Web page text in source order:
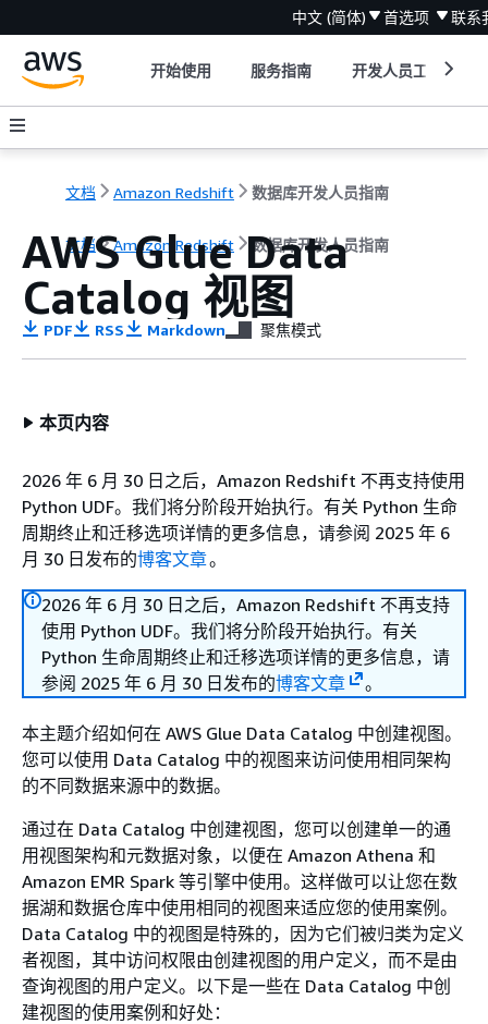
中文 (简体) 首选项 联系
开始使用 服务指南 开发人员工具
文档 Amazon Redshift 数据库开发人员指南
文档 Amazon Redshift 数据库开发人员指南
AWS Glue Data
Catalog 视图
PDF RSS Markdown 聚焦模式
本页内容
2026 年 6 月 30 日之后，Amazon Redshift 不再支持使用
Python UDF。我们将分阶段开始执行。有关 Python 生命
周期终止和迁移选项详情的更多信息，请参阅 2025 年 6
月 30 日发布的博客文章。
2026 年 6 月 30 日之后，Amazon Redshift 不再支持
使用 Python UDF。我们将分阶段开始执行。有关
Python 生命周期终止和迁移选项详情的更多信息，请
参阅 2025 年 6 月 30 日发布的博客文章 。
本主题介绍如何在 AWS Glue Data Catalog 中创建视图。
您可以使用 Data Catalog 中的视图来访问使用相同架构
的不同数据来源中的数据。
通过在 Data Catalog 中创建视图，您可以创建单一的通
用视图架构和元数据对象，以便在 Amazon Athena 和
Amazon EMR Spark 等引擎中使用。这样做可以让您在数
据湖和数据仓库中使用相同的视图来适应您的使用案例。
Data Catalog 中的视图是特殊的，因为它们被归类为定义
者视图，其中访问权限由创建视图的用户定义，而不是由
查询视图的用户定义。以下是一些在 Data Catalog 中创
建视图的使用案例和好处：